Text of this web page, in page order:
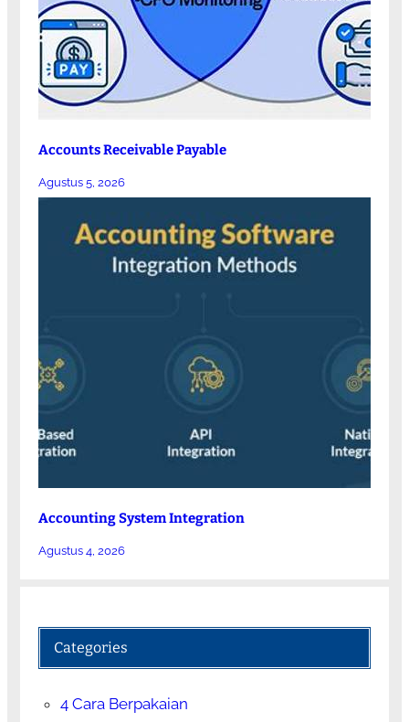
Accounts Receivable Payable
Agustus 5, 2026
Accounting System Integration
Agustus 4, 2026
Categories
4 Cara Berpakaian